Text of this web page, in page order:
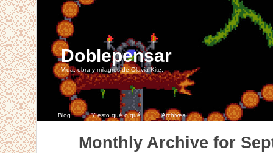
Doblepensar
Vida, obra y milagros de Olavia Kite.
Blog Y esto qué o qué Archives
Monthly Archive for